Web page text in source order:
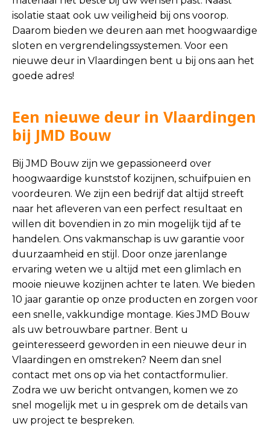
isolatie staat ook uw veiligheid bij ons voorop.
Daarom bieden we deuren aan met hoogwaardige
sloten en vergrendelingssystemen. Voor een
nieuwe deur in Vlaardingen bent u bij ons aan het
goede adres!
Een nieuwe deur in Vlaardingen
bij JMD Bouw
Bij JMD Bouw zijn we gepassioneerd over
hoogwaardige kunststof kozijnen, schuifpuien en
voordeuren. We zijn een bedrijf dat altijd streeft
naar het afleveren van een perfect resultaat en
willen dit bovendien in zo min mogelijk tijd af te
handelen. Ons vakmanschap is uw garantie voor
duurzaamheid en stijl. Door onze jarenlange
ervaring weten we u altijd met een glimlach en
mooie nieuwe kozijnen achter te laten. We bieden
10 jaar garantie op onze producten en zorgen voor
een snelle, vakkundige montage. Kies JMD Bouw
als uw betrouwbare partner. Bent u
geïnteresseerd geworden in een nieuwe deur in
Vlaardingen en omstreken? Neem dan snel
contact met ons op via het contactformulier.
Zodra we uw bericht ontvangen, komen we zo
snel mogelijk met u in gesprek om de details van
uw project te bespreken.